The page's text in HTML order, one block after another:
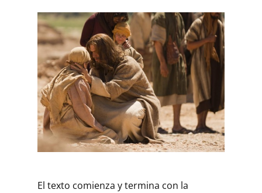
El texto comienza y termina con la